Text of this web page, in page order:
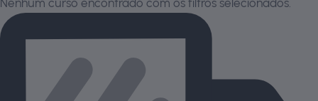
Nenhum curso encontrado com os filtros selecionados.